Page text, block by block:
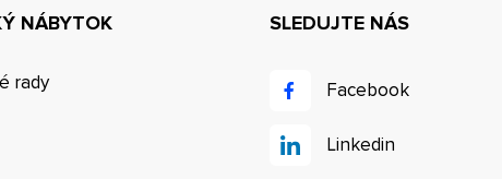
NÁBYTOK
rady
SLEDUJTE NÁS
Facebook
Linkedin